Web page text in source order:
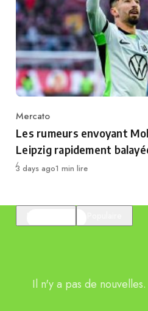
Category
Mercato
Les rumeurs envoyant
Leipzig rapidement
Publié
3 days ago1 min lire
Il n'y a pas de nouvelles.